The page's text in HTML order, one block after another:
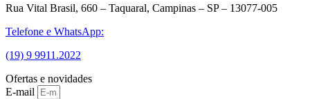
Rua Vital Brasil, 660 – Taquaral, Campinas – SP – 13077-005
Telefone e WhatsApp:
(19) 9 9911.2022
Ofertas e novidades
E-mail